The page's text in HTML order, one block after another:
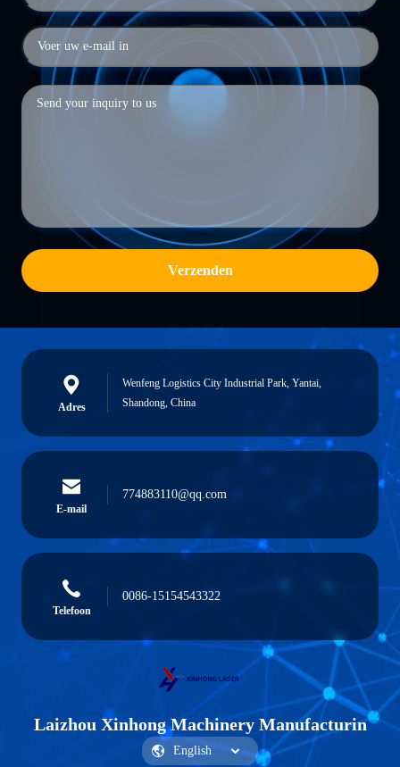
Verzenden
Adres
Wenfeng Logistics City Industrial Park, Yantai,
Shandong, China
E-mail
774883110@qq.com
Telefoon
0086-15154543322
Laizhou Xinhong Machinery Manufacturin